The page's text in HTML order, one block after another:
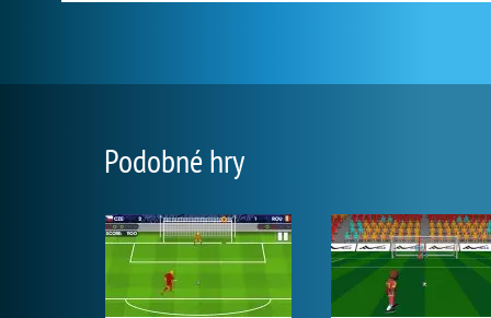
Podobné hry